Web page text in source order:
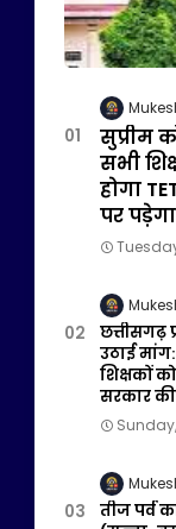
सुप्रीम
सभी
होगा
पर
छत्तीसगढ़
उठाई
शिक्षकों
सरकार की
तीज पर्व